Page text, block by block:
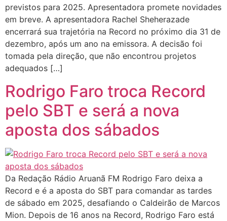
previstos para 2025. Apresentadora promete novidades
em breve. A apresentadora Rachel Sheherazade
encerrará sua trajetória na Record no próximo dia 31 de
dezembro, após um ano na emissora. A decisão foi
tomada pela direção, que não encontrou projetos
adequados […]
Rodrigo Faro troca Record
pelo SBT e será a nova
aposta dos sábados
Da Redação Rádio Aruanã FM Rodrigo Faro deixa a
Record e é a aposta do SBT para comandar as tardes
de sábado em 2025, desafiando o Caldeirão de Marcos
Mion. Depois de 16 anos na Record, Rodrigo Faro está